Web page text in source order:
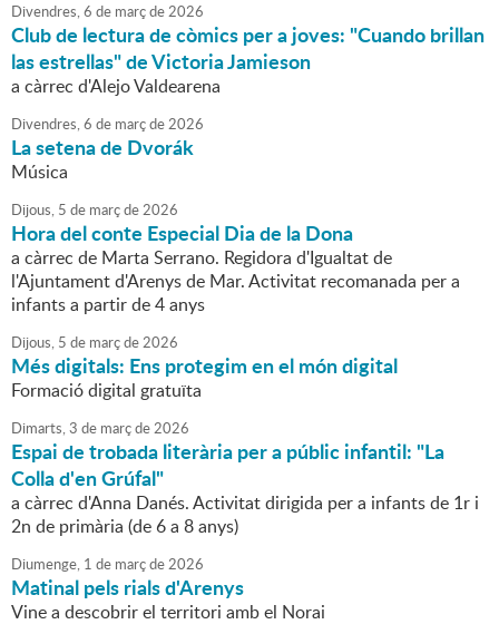
Divendres,6 de marçde2026
Club de lectura de còmics per a joves: "Cuando brillan
las estrellas" de Victoria Jamieson
a càrrec d'Alejo Valdearena
Divendres,6 de marçde2026
La setena de Dvorák
Música
Dijous, 5 de marçde2026
Hora del conte Especial Dia de la Dona
a càrrec de Marta Serrano. Regidora d'Igualtat de
l'Ajuntament d'Arenys de Mar. Activitat recomanada per a
infants a partir de 4 anys
Dijous, 5 de marçde2026
Més digitals: Ens protegim en el món digital
Formació digital gratuïta
Dimarts,3 de marçde2026
Espai de trobada literària per a públic infantil: "La
Colla d'en Grúfal"
a càrrec d'Anna Danés. Activitat dirigida per a infants de 1r i
2n de primària (de 6 a 8 anys)
Diumenge, 1 de marçde2026
Matinal pels rials d'Arenys
Vine a descobrir el territori amb el Norai